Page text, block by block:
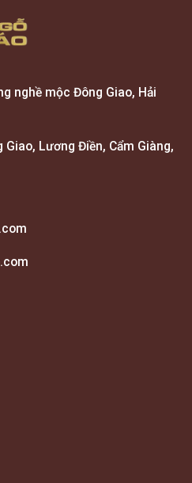
nghề mộc Đông Giao, Hải
Lương Điền, Cẩm Giàng,